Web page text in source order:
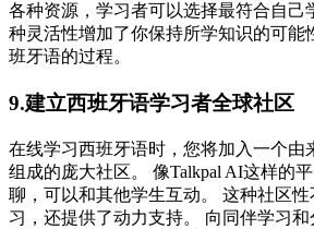
各种资源，学习者可以选择最符合自己
种灵活性增加了你保持所学知识的可能
班牙语的过程。
9.建立西班牙语学习者全球社区
在线学习西班牙语时，您将加入一个由
组成的庞大社区。 像Talkpal AI这样的
聊，可以和其他学生互动。 这种社区
习，还提供了动力支持。 向同伴学习